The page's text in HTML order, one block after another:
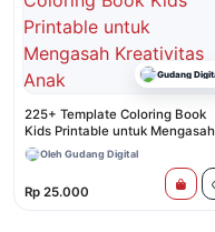
Gudang
225+ Template Coloring Book
Kids Printable untuk Mengasah
Kreativitas Anak
Oleh Gudang Digital
Rp 25.000